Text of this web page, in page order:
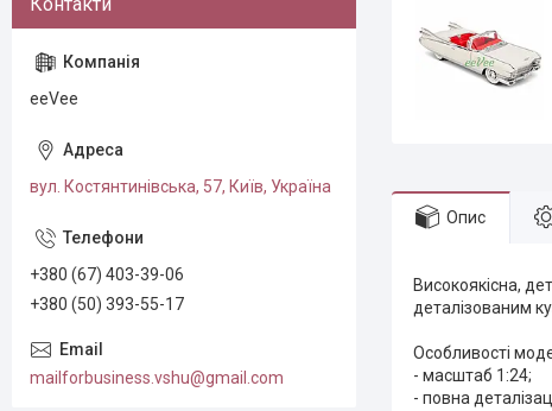
Опис
Високоякісна,
деталізованим
Особливості
- масштаб 1:24;
- повна
eeVee
вул. Костянтинівська, 57, Київ, Україна
+380 (67) 403-39-06
+380 (50) 393-55-17
mailforbusiness.vshu@gmail.com